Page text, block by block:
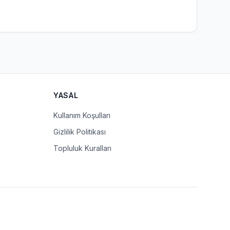
YASAL
Kullanım Koşulları
Gizlilik Politikası
Topluluk Kuralları